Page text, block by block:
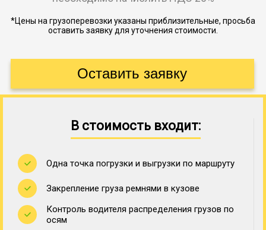
*Цены на грузоперевозки указаны приблизительные, просьба
оставить заявку для уточнения стоимости.
В стоимость входит:
Одна точка погрузки и выгрузки по маршруту
Закрепление груза ремнями в кузове
Контроль водителя распределения грузов по
осям